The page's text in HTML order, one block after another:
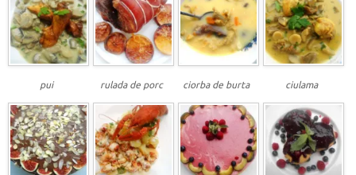
pui rulada de porc ciorba de burta ciulama